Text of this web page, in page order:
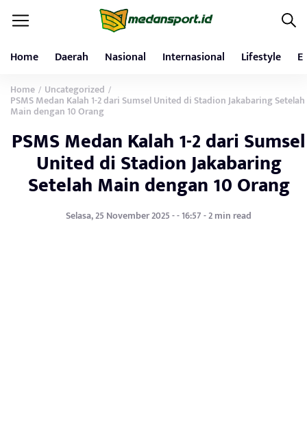
Home Daerah Nasional Internasional Lifestyle
Home / Uncategorized /
PSMS Medan Kalah 1-2 dari Sumsel United di Stadion Jakabaring Setelah
Main dengan 10 Orang
PSMS Medan Kalah 1-2 dari Sumsel
United di Stadion Jakabaring
Setelah Main dengan 10 Orang
Selasa, 25 November 2025 - - 16:57 - 2 min read